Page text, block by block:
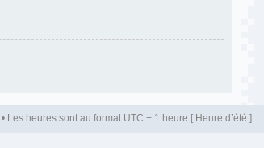
• Les heures sont au format UTC + 1 heure [ Heure d’été ]